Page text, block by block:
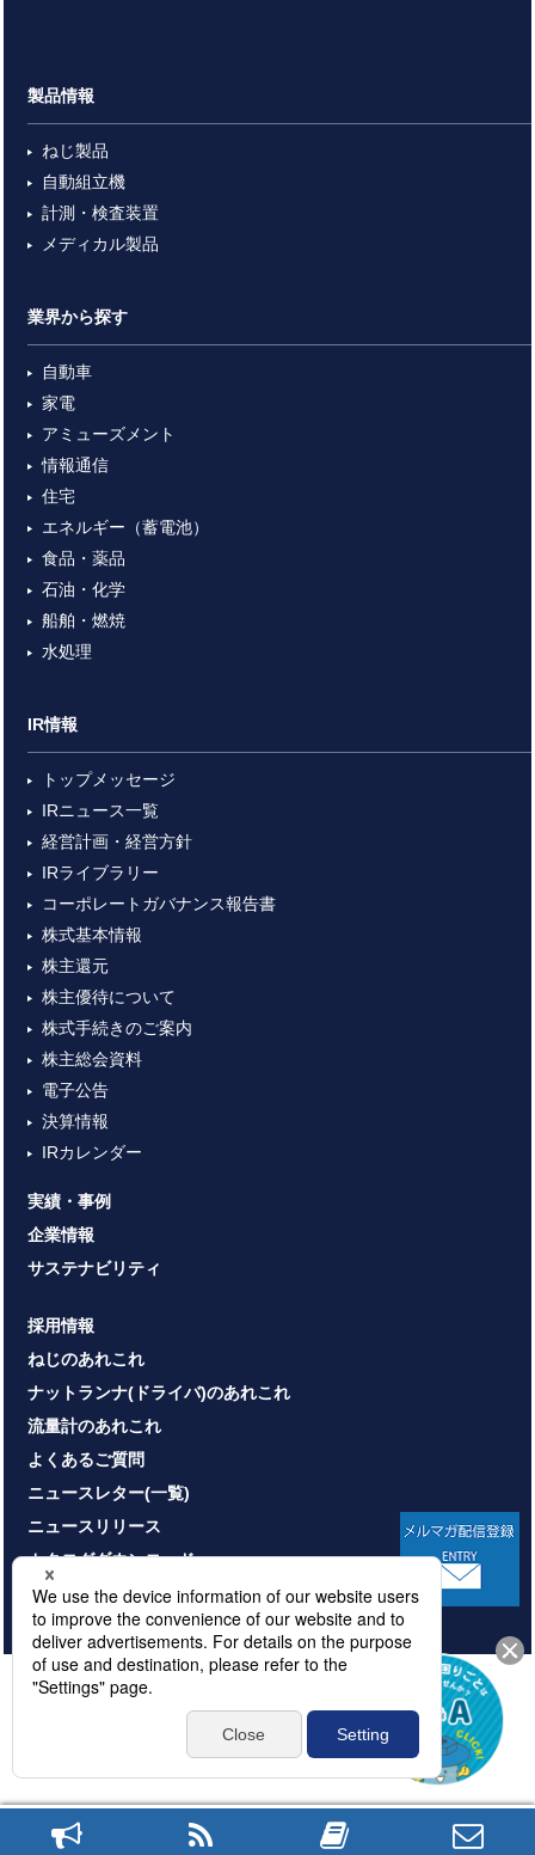
製品情報
ねじ製品
自動組立機
計測・検査装置
メディカル製品
業界から探す
自動車
家電
アミューズメント
情報通信
住宅
エネルギー（蓄電池）
食品・薬品
石油・化学
船舶・燃焼
水処理
IR情報
トップメッセージ
IRニュース一覧
経営計画・経営方針
IRライブラリー
コーポレートガバナンス報告書
株式基本情報
株主還元
株主優待について
株式手続きのご案内
株主総会資料
電子公告
決算情報
IRカレンダー
実績・事例
企業情報
サステナビリティ
採用情報
ねじのあれこれ
ナットランナ(ドライバ)のあれこれ
流量計のあれこれ
よくあるご質問
ニュースレター(一覧)
ニュースリリース
カタログダウンロード
お問い合わせ
プライバシーポリシー
情報セキュリティ基本方針
© NITTOSEIKO CO., LTD. All rights reserved.